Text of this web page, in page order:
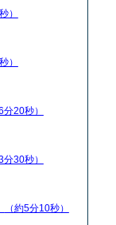
）
）
分20秒）
分30秒）
（約5分10秒）